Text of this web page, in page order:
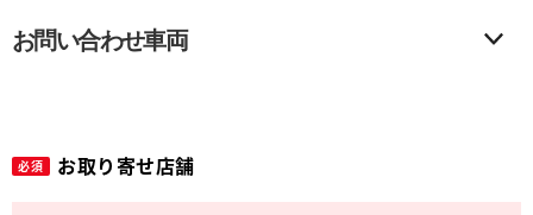
お問い合わせ車両
必須 お取り寄せ店舗